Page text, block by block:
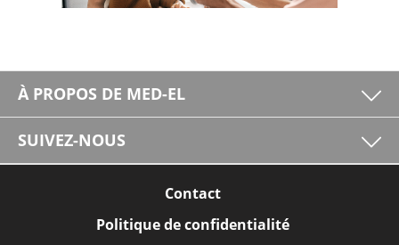
À PROPOS DE MED-EL
SUIVEZ-NOUS
Contact
Politique de confidentialité